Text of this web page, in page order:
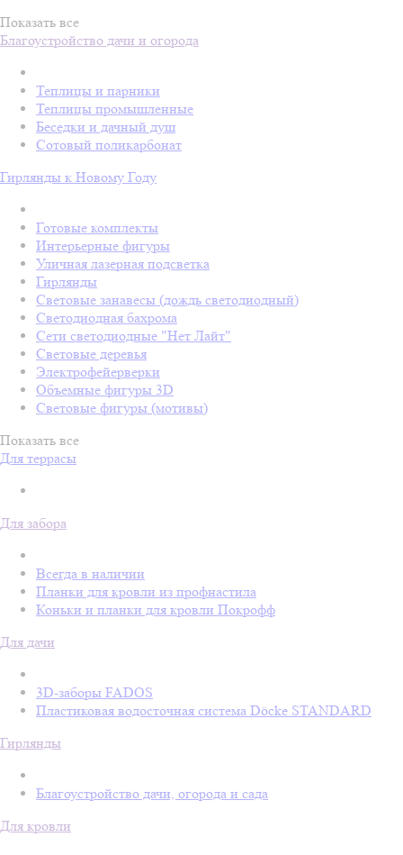
Показать все
Благоустройство дачи и огорода
Теплицы и парники
Теплицы промышленные
Беседки и дачный душ
Сотовый поликарбонат
Гирлянды к Новому Году
Готовые комплекты
Интерьерные фигуры
Уличная лазерная подсветка
Гирлянды
Световые занавесы (дождь светодиодный)
Светодиодная бахрома
Сети светодиодные "Нет Лайт"
Световые деревья
Электрофейерверки
Объемные фигуры 3D
Световые фигуры (мотивы)
Показать все
Для террасы
Для забора
Всегда в наличии
Планки для кровли из профнастила
Коньки и планки для кровли Покрофф
Для дачи
3D-заборы FADOS
Пластиковая водосточная система Döcke STANDARD
Гирлянды
Благоустройство дачи, огорода и сада
Для кровли